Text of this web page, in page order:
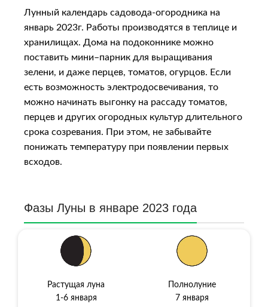
Лунный календарь садовода-огородника на
январь 2023г. Работы производятся в теплице и
хранилищах. Дома на подоконнике можно
поставить мини–парник для выращивания
зелени, и даже перцев, томатов, огурцов. Если
есть возможность электродосвечивания, то
можно начинать выгонку на рассаду томатов,
перцев и других огородных культур длительного
срока созревания. При этом, не забывайте
понижать температуру при появлении первых
всходов.
Фазы Луны в январе 2023 года
Растущая луна
1-6 января
Полнолуние
7 января